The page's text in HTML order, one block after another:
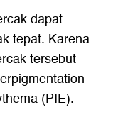
dapat
tepat. Karena
tersebut
(PIE).